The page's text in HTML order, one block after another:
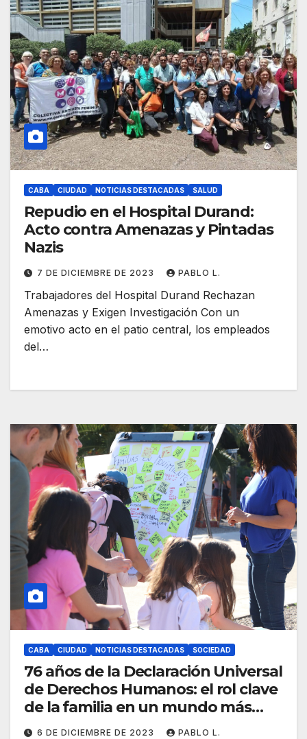
CABA CIUDAD NOTICIAS DESTACADAS SALUD
Repudio en el Hospital Durand:
Acto contra Amenazas y Pintadas
Nazis
7 DE DICIEMBRE DE 2023 PABLO L.
Trabajadores del Hospital Durand Rechazan
Amenazas y Exigen Investigación Con un
emotivo acto en el patio central, los empleados
del…
CABA CIUDAD NOTICIAS DESTACADAS SOCIEDAD
76 años de la Declaración Universal
de Derechos Humanos: el rol clave
de la familia en un mundo más
justo
6 DE DICIEMBRE DE 2023 PABLO L.